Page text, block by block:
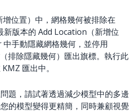
位置）中，網格幾何被排除在
新版本的 Add Location（新增位
手動隱藏網格幾何，並停用
排除隱藏幾何）匯出旗標。執行此
匯出中。
題，請試著透過減少模型中的多邊
的模型變得更精簡，同時兼顧視覺